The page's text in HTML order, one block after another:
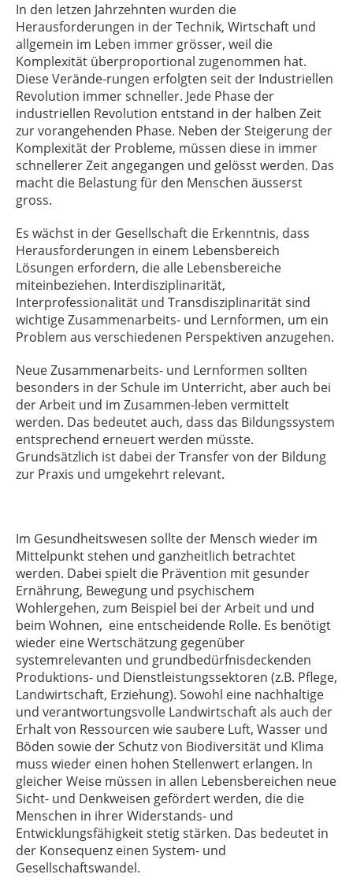
In den letzen Jahrzehnten wurden die
Herausforderungen in der Technik, Wirtschaft und
allgemein im Leben immer grösser, weil die
Komplexität überproportional zugenommen hat.
Diese Verände-rungen erfolgten seit der Industriellen
Revolution immer schneller. Jede Phase der
industriellen Revolution entstand in der halben Zeit
zur vorangehenden Phase. Neben der Steigerung der
Komplexität der Probleme, müssen diese in immer
schnellerer Zeit angegangen und gelösst werden. Das
macht die Belastung für den Menschen äusserst
gross.
Es wächst in der Gesellschaft die Erkenntnis, dass
Herausforderungen in einem Lebensbereich
Lösungen erfordern, die alle Lebensbereiche
miteinbeziehen. Interdisziplinarität,
Interprofessionalität und Transdisziplinarität sind
wichtige Zusammenarbeits- und Lernformen, um ein
Problem aus verschiedenen Perspektiven anzugehen.
Neue Zusammenarbeits- und Lernformen sollten
besonders in der Schule im Unterricht, aber auch bei
der Arbeit und im Zusammen-leben vermittelt
werden. Das bedeutet auch, dass das Bildungssystem
entsprechend erneuert werden müsste.
Grundsätzlich ist dabei der Transfer von der Bildung
zur Praxis und umgekehrt relevant.
Im Gesundheitswesen sollte der Mensch wieder im
Mittelpunkt stehen und ganzheitlich betrachtet
werden. Dabei spielt die Prävention mit gesunder
Ernährung, Bewegung und psychischem
Wohlergehen, zum Beispiel bei der Arbeit und und
beim Wohnen, eine entscheidende Rolle. Es benötigt
wieder eine Wertschätzung gegenüber
systemrelevanten und grundbedürfnisdeckenden
Produktions- und Dienstleistungssektoren (z.B. Pflege,
Landwirtschaft, Erziehung). Sowohl eine nachhaltige
und verantwortungsvolle Landwirtschaft als auch der
Erhalt von Ressourcen wie saubere Luft, Wasser und
Böden sowie der Schutz von Biodiversität und Klima
muss wieder einen hohen Stellenwert erlangen. In
gleicher Weise müssen in allen Lebensbereichen neue
Sicht- und Denkweisen gefördert werden, die die
Menschen in ihrer Widerstands- und
Entwicklungsfähigkeit stetig stärken. Das bedeutet in
der Konsequenz einen System- und
Gesellschaftswandel.